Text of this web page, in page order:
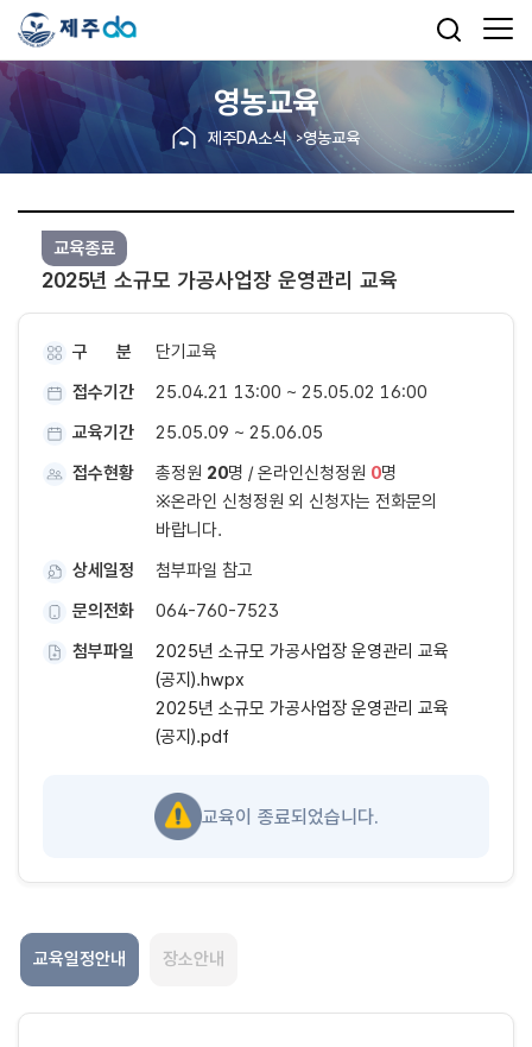
영농교육
제주DA소식 영농교육
2025년 소규모 가공사업장 운영관리 교육
교육종료
구 분
단기교육
접수기간
25.04.21 13:00 ~ 25.05.02 16:00
교육기간
25.05.09 ~ 25.06.05
접수현황
총정원 20명 / 온라인신청정원 0명
※온라인 신청정원 외 신청자는 전화문의
바랍니다.
상세일정
첨부파일 참고
문의전화
064-760-7523
첨부파일
2025년 소규모 가공사업장 운영관리 교육
(공지).hwpx
2025년 소규모 가공사업장 운영관리 교육
(공지).pdf
교육이 종료되었습니다.
교육일정안내 장소안내